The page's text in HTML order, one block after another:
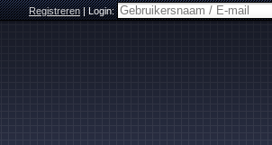
Registreren|Login: